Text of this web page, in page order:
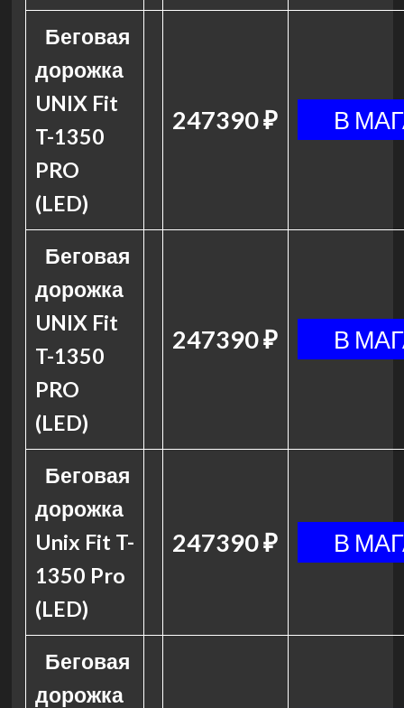
Беговая
дорожка
UNIX Fit
T-1350
PRO
(LED)
247390 ₽
Беговая
дорожка
UNIX Fit
T-1350
PRO
(LED)
247390 ₽
Беговая
дорожка
Unix Fit T-
1350 Pro
(LED)
247390 ₽
Беговая
дорожка